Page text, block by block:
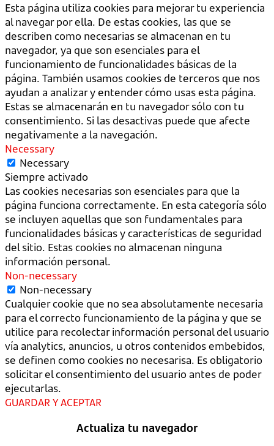
Esta página utiliza cookies para mejorar tu experiencia
al navegar por ella. De estas cookies, las que se
describen como necesarias se almacenan en tu
navegador, ya que son esenciales para el
funcionamiento de funcionalidades básicas de la
página. También usamos cookies de terceros que nos
ayudan a analizar y entender cómo usas esta página.
Estas se almacenarán en tu navegador sólo con tu
consentimiento. Si las desactivas puede que afecte
negativamente a la navegación.
Necessary
Necessary
Siempre activado
Las cookies necesarias son esenciales para que la
página funciona correctamente. En esta categoría sólo
se incluyen aquellas que son fundamentales para
funcionalidades básicas y características de seguridad
del sitio. Estas cookies no almacenan ninguna
información personal.
Non-necessary
Non-necessary
Cualquier cookie que no sea absolutamente necesaria
para el correcto funcionamiento de la página y que se
utilice para recolectar información personal del usuario
vía analytics, anuncios, u otros contenidos embebidos,
se definen como cookies no necesarisa. Es obligatorio
solicitar el consentimiento del usuario antes de poder
ejecutarlas.
GUARDAR Y ACEPTAR
Actualiza tu navegador